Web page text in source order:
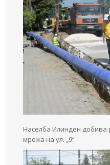
Населба Илинден добива
мрежа на ул. „9“